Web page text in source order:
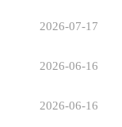
2026-07-17
2026-06-16
2026-06-16